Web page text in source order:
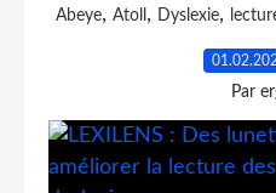
Abeye, Atoll , Dyslexie,
Par